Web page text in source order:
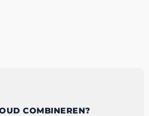
COMBINEREN?